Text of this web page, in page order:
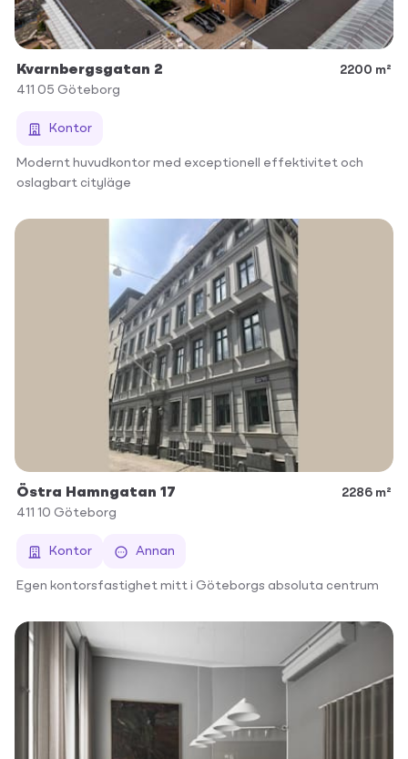
Kvarnbergsgatan 2
2200 m²
411 05 Göteborg
Kontor
Modernt huvudkontor med exceptionell effektivitet och
oslagbart cityläge
Östra Hamngatan 17
2286 m²
411 10 Göteborg
Kontor Annan
Egen kontorsfastighet mitt i Göteborgs absoluta centrum